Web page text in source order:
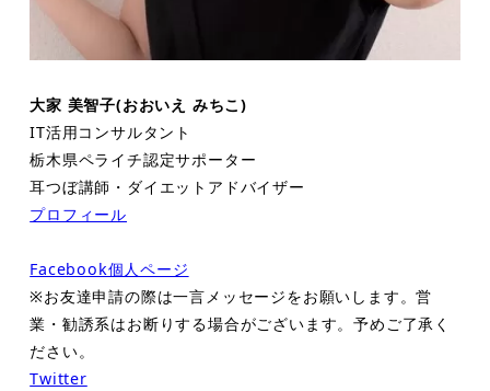
大家 美智子(おおいえ みちこ)
IT活用コンサルタント
栃木県ペライチ認定サポーター
耳つぼ講師・ダイエットアドバイザー
プロフィール
Facebook個人ページ
※お友達申請の際は一言メッセージをお願いします。営
業・勧誘系はお断りする場合がございます。予めご了承く
ださい。
Twitter